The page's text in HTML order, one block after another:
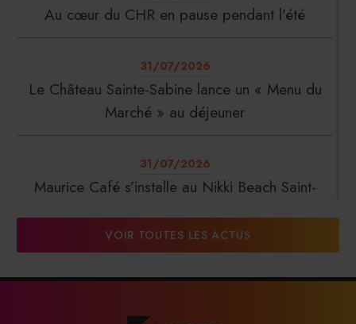
Au cœur du CHR en pause pendant l’été
31/07/2026
Le Château Sainte-Sabine lance un « Menu du
Marché » au déjeuner
31/07/2026
Maurice Café s’installe au Nikki Beach Saint-
DalterFood Group franchit les 200 millions
VOIR TOUTES LES ACTUS